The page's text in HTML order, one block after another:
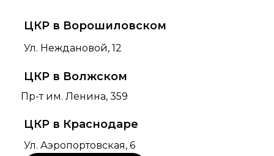
Ул. Неждановой, 12
ЦКР в Волжском
ЦКР в Краснодаре
Пр-т им. Ленина, 359
Ул. Аэропортовская, 6
ЦКР в Ворошиловском